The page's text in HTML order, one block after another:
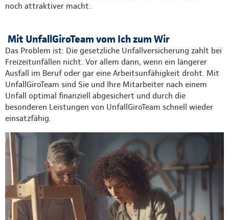
noch attraktiver macht.
Mit UnfallGiroTeam vom Ich zum Wir
Das Problem ist: Die gesetzliche Unfallversicherung zahlt bei
Freizeitunfällen nicht. Vor allem dann, wenn ein längerer
Ausfall im Beruf oder gar eine Arbeitsunfähigkeit droht. Mit
UnfallGiroTeam sind Sie und Ihre Mitarbeiter nach einem
Unfall optimal finanziell abgesichert und durch die
besonderen Leistungen von UnfallGiroTeam schnell wieder
einsatzfähig.